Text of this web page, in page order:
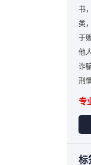
书
类
于
他
诈
刑
专
标